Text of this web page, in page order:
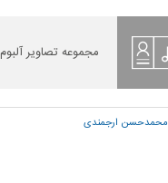
مجموعه تصاویر آلبوم
محمدحسن ارجمندی